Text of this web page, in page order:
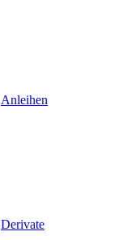
Anleihen
Derivate